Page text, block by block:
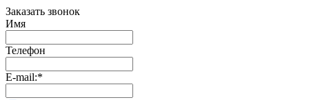
Заказать звонок
Имя
Телефон
E-mail:*